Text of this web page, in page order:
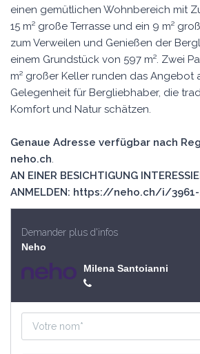
einen gemütlichen Wohnbereich mit
15 m² große Terrasse und ein 9 m²
zum Verweilen und Genießen der
einem Grundstück von 597 m². Zwei
m² großer Keller runden das Angebot
Gelegenheit für Bergliebhaber, die
Komfort und Natur schätzen.
Genaue Adresse verfügbar nach
neho.ch.
AN EINER BESICHTIGUNG
ANMELDEN: https://neho.ch/i/3961-
Demander plus d'infos
Neho
Milena Santoianni